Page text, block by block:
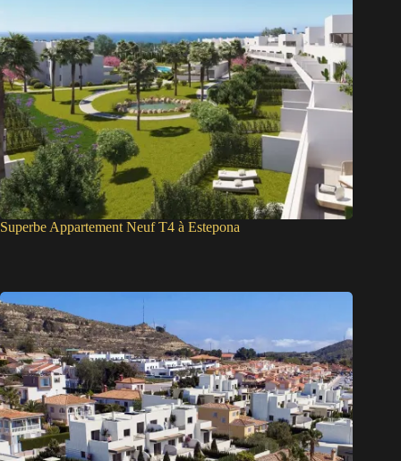
Superbe Appartement Neuf T4 à Estepona